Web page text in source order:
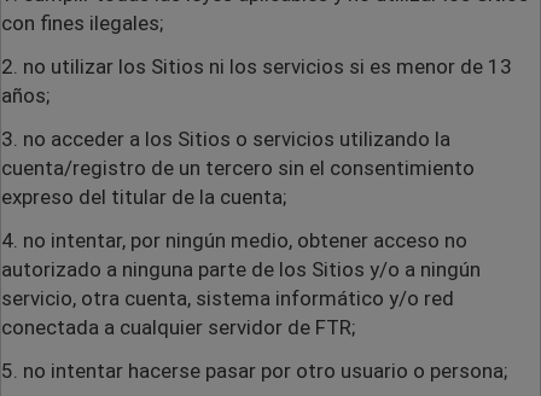
con fines ilegales;
2. no utilizar los Sitios ni los servicios si es menor de 13
años;
3. no acceder a los Sitios o servicios utilizando la
cuenta/registro de un tercero sin el consentimiento
expreso del titular de la cuenta;
4. no intentar, por ningún medio, obtener acceso no
autorizado a ninguna parte de los Sitios y/o a ningún
servicio, otra cuenta, sistema informático y/o red
conectada a cualquier servidor de FTR;
5. no intentar hacerse pasar por otro usuario o persona;